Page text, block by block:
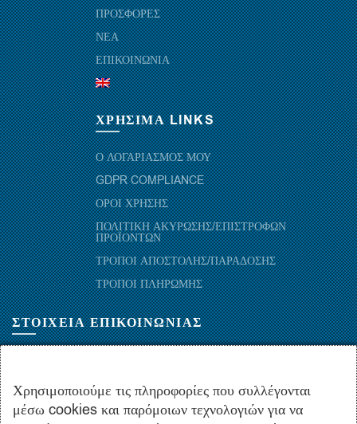
ΠΡΟΣΦΟΡΕΣ
ΝΕΑ
ΕΠΙΚΟΙΝΩΝΙΑ
ΧΡΗΣΙΜΑ LINKS
Ο ΛΟΓΑΡΙΑΣΜΟΣ ΜΟΥ
GDPR COMPLIANCE
ΟΡΟΙ ΧΡΗΣΗΣ
ΠΟΛΙΤΙΚΗ ΑΚΥΡΩΣΗΣ/ΕΠΙΣΤΡΟΦΩΝ
ΠΡΟΪΟΝΤΩΝ
ΤΡΟΠΟΙ ΑΠΟΣΤΟΛΗΣ/ΠΑΡΑΔΟΣΗΣ
ΤΡΟΠΟΙ ΠΛΗΡΩΜΗΣ
ΣΤΟΙΧΕΙΑ ΕΠΙΚΟΙΝΩΝΙΑΣ
+30.210-5143367,+30.210-5154659,+30.210-5147842
+30.210-5133976
Χρησιμοποιούμε τις πληροφορίες που συλλέγονται
μέσω cookies και παρόμοιων τεχνολογιών για να